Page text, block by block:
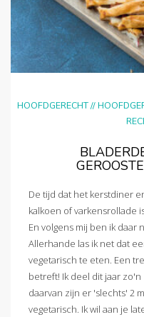
HOOFDGERECHT//
De tijd dat het kerstdiner
kalkoen of varkensrollade
En volgens mij ben ik daar
Allerhande las ik net dat
vegetarisch te eten. Een
betreft! Ik deel dit jaar
daarvan zijn er 'slechts' 2
vegetarisch. Ik wil aan je